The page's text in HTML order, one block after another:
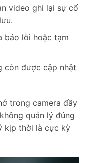
video ghi lại sự cố
báo lỗi hoặc tạm
còn được cập nhật
trong camera đầy
quản lý đúng
kịp thời là cực kỳ